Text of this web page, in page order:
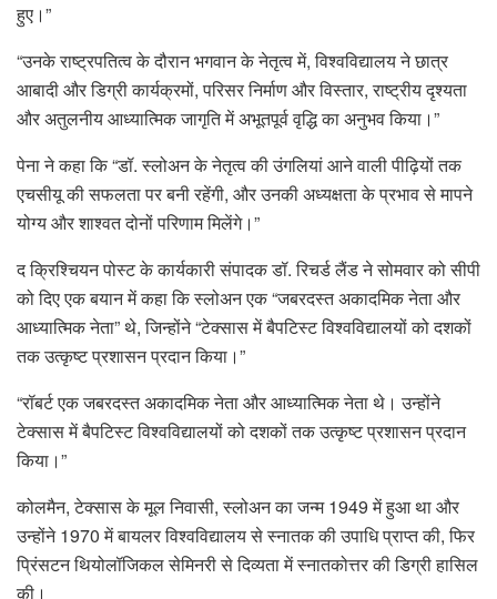
हुए।”
“उनके राष्ट्रपतित्व के दौरान भगवान के नेतृत्व में, विश्वविद्यालय ने छात्र
आबादी और डिग्री कार्यक्रमों, परिसर निर्माण और विस्तार, राष्ट्रीय दृश्यता
और अतुलनीय आध्यात्मिक जागृति में अभूतपूर्व वृद्धि का अनुभव किया।”
पेना ने कहा कि “डॉ. स्लोअन के नेतृत्व की उंगलियां आने वाली पीढ़ियों तक
एचसीयू की सफलता पर बनी रहेंगी, और उनकी अध्यक्षता के प्रभाव से मापने
योग्य और शाश्वत दोनों परिणाम मिलेंगे।”
द क्रिश्चियन पोस्ट के कार्यकारी संपादक डॉ. रिचर्ड लैंड ने सोमवार को सीपी
को दिए एक बयान में कहा कि स्लोअन एक “जबरदस्त अकादमिक नेता और
आध्यात्मिक नेता” थे, जिन्होंने “टेक्सास में बैपटिस्ट विश्वविद्यालयों को दशकों
तक उत्कृष्ट प्रशासन प्रदान किया।”
“रॉबर्ट एक जबरदस्त अकादमिक नेता और आध्यात्मिक नेता थे। उन्होंने
टेक्सास में बैपटिस्ट विश्वविद्यालयों को दशकों तक उत्कृष्ट प्रशासन प्रदान
किया।”
कोलमैन, टेक्सास के मूल निवासी, स्लोअन का जन्म 1949 में हुआ था और
उन्होंने 1970 में बायलर विश्वविद्यालय से स्नातक की उपाधि प्राप्त की, फिर
प्रिंसटन थियोलॉजिकल सेमिनरी से दिव्यता में स्नातकोत्तर की डिग्री हासिल
की।